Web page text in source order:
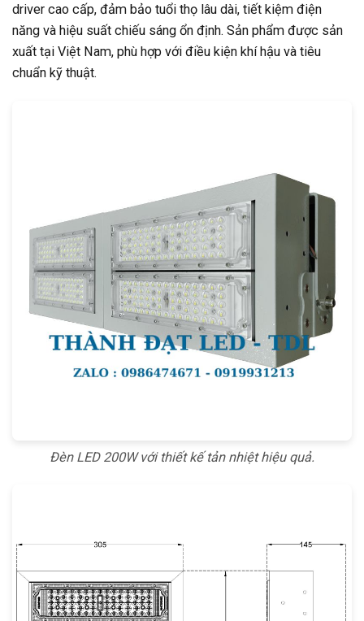
driver cao cấp, đảm bảo tuổi thọ lâu dài, tiết kiệm điện
năng và hiệu suất chiếu sáng ổn định. Sản phẩm được sản
xuất tại Việt Nam, phù hợp với điều kiện khí hậu và tiêu
chuẩn kỹ thuật.
Đèn LED 200W với thiết kế tản nhiệt hiệu quả.